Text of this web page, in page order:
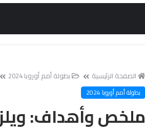
الصفحة الرئيسية بطولة أمم أوروبا 2024
بطولة أمم أوروبا 2024
ملخص وأهداف: ويلز